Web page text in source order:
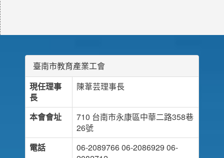
臺南市教育產業工會
現任理事
長
陳葦芸理事長
本會會址
710 台南市永康區中華二路358巷
26號
電話
06-2089766 06-2086929 06-